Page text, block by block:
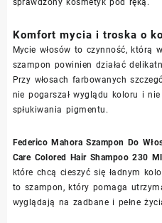
Komfort mycia i troska o
Mycie włosów to czynność, którą
szampon powinien działać
Przy włosach farbowanych
nie pogarszał wyglądu koloru i
spłukiwania pigmentu.
Federico Mahora Szampon Do
Care Colored Hair Shampoo 230 Ml
które chcą cieszyć się ładnym
to szampon, który pomaga
wyglądają na zadbane i pełne